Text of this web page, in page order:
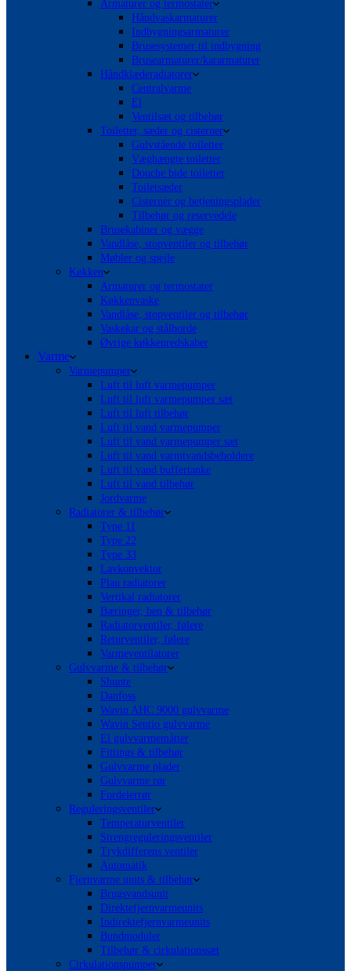
Armaturer og termostater
Håndvaskarmaturer
Indbygningsarmaturer
Brusesystemer til indbygning
Brusearmaturer/kararmaturer
Håndklæderadiatorer
Centralvarme
El
Ventilsæt og tilbehør
Toiletter, sæder og cisterner
Gulvstående toiletter
Væghængte toiletter
Douche bide toiletter
Toiletsæder
Cisterner og betjeningsplader
Tilbehør og reservedele
Brusekabiner og vægge
Vandlåse, stopventiler og tilbehør
Møbler og spejle
Køkken
Armaturer og termostater
Køkkenvaske
Vandlåse, stopventiler og tilbehør
Vaskekar og stålborde
Øvrige køkkenredskaber
Varme
Varmepumper
Luft til luft varmepumper
Luft til luft varmepumper sæt
Luft til luft tilbehør
Luft til vand varmepumper
Luft til vand varmepumper sæt
Luft til vand varmtvandsbeholdere
Luft til vand buffertanke
Luft til vand tilbehør
Jordvarme
Radiatorer & tilbehør
Type 11
Type 22
Type 33
Lavkonvektor
Plan radiatorer
Vertikal radiatorer
Bæringer, ben & tilbehør
Radiatorventiler, følere
Returventiler, følere
Varmeventilatorer
Gulvvarme & tilbehør
Shunte
Danfoss
Wavin AHC 9000 gulvvarme
Wavin Sentio gulvvarme
El gulvvarmemåtter
Fittings & tilbehør
Gulvvarme plader
Gulvvarme rør
Fordelerrør
Reguleringsventiler
Temperaturventiler
Strengreguleringsventiler
Trykdifferens ventiler
Automatik
Fjernvarme units & tilbehør
Brugsvandsunit
Direktefjernvarmeunits
Indirektefjernvarmeunits
Bundmoduler
Tilbehør & cirkulationssæt
Cirkulationspumper